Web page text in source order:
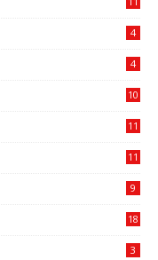
4
4
10
11
11
9
18
3